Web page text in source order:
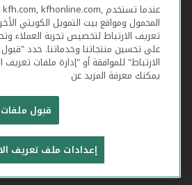
بيت التمويل الكويتي جميع
شروط وأحكام استخدام الموقع
تعريف الارتباط بيان
المحمول ومواقع بيت التمويل الكويتي
تعريف الارتباط لتخصيص تجربة العملاء
على تحسين منتجاتنا وخدماتنا. حدد
الارتباط" للموافقة أو "إدارة ملفات تعريف
يمكنك معرفة المزيد عن
قبول ملفات
إعدادات ملف تعريف